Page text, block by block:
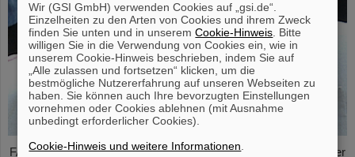
FAIR und GSI trauern um einen herausragenden Wissenschaftler
Wir (GSI GmbH) verwenden Cookies auf „gsi.de“.
Einzelheiten zu den Arten von Cookies und ihrem Zweck
finden Sie unten und in unseremCookie-Hinweis . Bitte
willigen Sie in die Verwendung von Cookies ein, wie in
unserem Cookie-Hinweis beschrieben, indem Sie auf
„Alle zulassen und fortsetzen“ klicken, um die
bestmögliche Nutzererfahrung auf unseren Webseiten zu
haben. Sie können auch Ihre bevorzugten Einstellungen
vornehmen oder Cookies ablehnen (mit Ausnahme
unbedingt erforderlicher Cookies).
Cookie-Hinweis und weitere Informationen